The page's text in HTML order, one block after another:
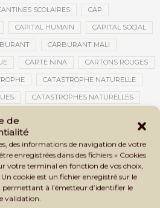
de
des informations de navigation de votre
enregistrées dans des fichiers « Cookies
votre terminal en fonction de vos choix,
cookie est un fichier enregistré sur le
à l’émetteur d’identifier le
validation.
SCOLAIRES CAP
CAPITAL HUMAIN CAPITAL SOCIAL
CARBURANT MALI
CARTE NINA CARTONS ROUGES
CATASTROPHE NATURELLE
CATASTROPHES NATURELLES
CÉLÉBRATION NATIONALE CEMAC
CENOU CENSURE
CENTRALE SOLAIRE
CENTRALES SOLAIRES
ARTIFICIELLE